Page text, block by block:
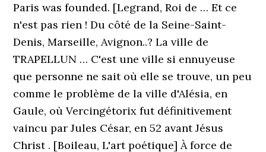
Paris was founded. [Legrand, Roi de … Et ce
n'est pas rien ! Du côté de la Seine-Saint-
Denis, Marseille, Avignon..? La ville de
TRAPELLUN … C'est une ville si ennuyeuse
que personne ne sait où elle se trouve, un peu
comme le problème de la ville d'Alésia, en
Gaule, où Vercingétorix fut définitivement
vaincu par Jules César, en 52 avant Jésus
Christ . [Boileau, L'art poétique] À force de